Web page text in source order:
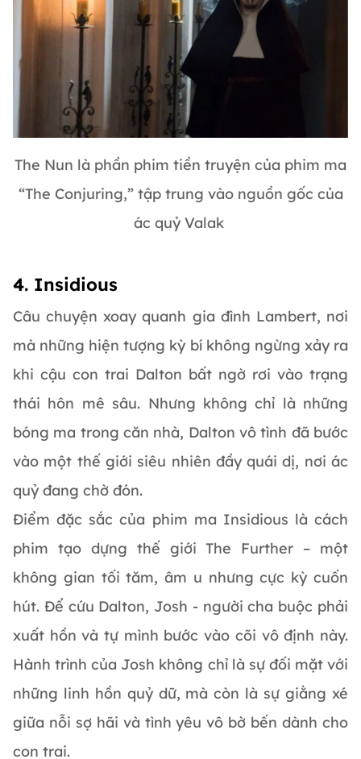
The Nun là phần phim tiền truyện của phim ma
“The Conjuring,” tập trung vào nguồn gốc của
ác quỷ Valak
4. Insidious
Câu chuyện xoay quanh gia đình Lambert, nơi
mà những hiện tượng kỳ bí không ngừng xảy ra
khi cậu con trai Dalton bất ngờ rơi vào trạng
thái hôn mê sâu. Nhưng không chỉ là những
bóng ma trong căn nhà, Dalton vô tình đã bước
vào một thế giới siêu nhiên đầy quái dị, nơi ác
quỷ đang chờ đón.
Điểm đặc sắc của phim ma Insidious là cách
phim tạo dựng thế giới The Further – một
không gian tối tăm, âm u nhưng cực kỳ cuốn
hút. Để cứu Dalton, Josh - người cha buộc phải
xuất hồn và tự mình bước vào cõi vô định này.
Hành trình của Josh không chỉ là sự đối mặt với
những linh hồn quỷ dữ, mà còn là sự giằng xé
giữa nỗi sợ hãi và tình yêu vô bờ bến dành cho
con trai.